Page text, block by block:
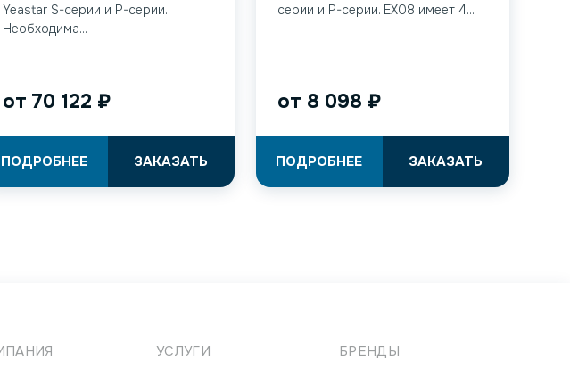
Yeastar S-серии и P-серии.
Необходима...
от 70 122 ₽
ЗАКАЗАТЬ
ПОДРОБНЕЕ
серии и P-серии. EX08 имеет 4...
от 8 098 ₽
ЗАКАЗАТЬ
ПОДРОБНЕЕ
УСЛУГИ
БРЕНДЫ